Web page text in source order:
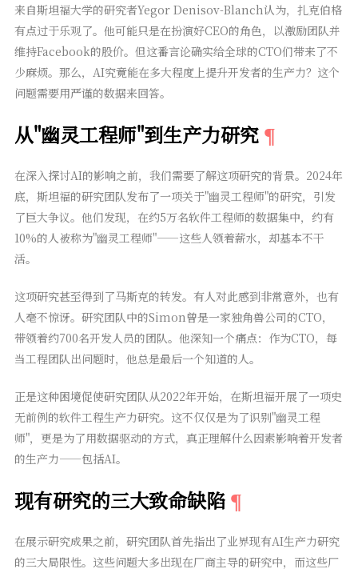
来自斯坦福大学的研究者Yegor Denisov-Blanch认为，扎克伯格
有点过于乐观了。他可能只是在扮演好CEO的角色，以激励团队并
维持Facebook的股价。但这番言论确实给全球的CTO们带来了不
少麻烦。那么，AI究竟能在多大程度上提升开发者的生产力？这个
问题需要用严谨的数据来回答。
从"幽灵工程师"到生产力研究
在深入探讨AI的影响之前，我们需要了解这项研究的背景。2024年
底，斯坦福的研究团队发布了一项关于"幽灵工程师"的研究，引发
了巨大争议。他们发现，在约5万名软件工程师的数据集中，约有
10%的人被称为"幽灵工程师"——这些人领着薪水，却基本不干
活。
这项研究甚至得到了马斯克的转发。有人对此感到非常意外，也有
人毫不惊讶。研究团队中的Simon曾是一家独角兽公司的CTO，
带领着约700名开发人员的团队。他深知一个痛点：作为CTO，每
当工程团队出问题时，他总是最后一个知道的人。
正是这种困境促使研究团队从2022年开始，在斯坦福开展了一项史
无前例的软件工程生产力研究。这不仅仅是为了识别"幽灵工程
师"，更是为了用数据驱动的方式，真正理解什么因素影响着开发者
的生产力——包括AI。
现有研究的三大致命缺陷
在展示研究成果之前，研究团队首先指出了业界现有AI生产力研究
的三大局限性。这些问题大多出现在厂商主导的研究中，而这些厂